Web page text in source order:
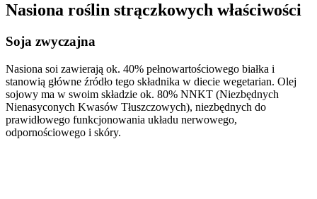
Nasiona roślin strączkowych właściwości
Soja zwyczajna
Nasiona soi zawierają ok. 40% pełnowartościowego białka i
stanowią główne źródło tego składnika w diecie wegetarian. Olej
sojowy ma w swoim składzie ok. 80% NNKT (Niezbędnych
Nienasyconych Kwasów Tłuszczowych), niezbędnych do
prawidłowego funkcjonowania układu nerwowego,
odpornościowego i skóry.